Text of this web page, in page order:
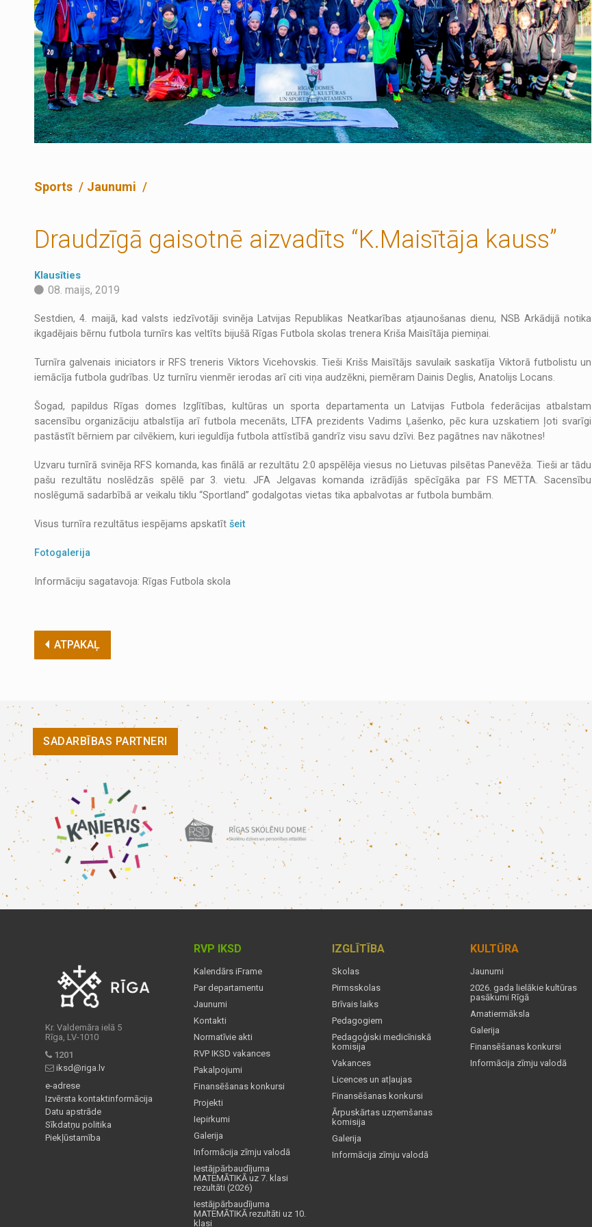
Sports Jaunumi
Draudzīgā gaisotnē aizvadīts “K.Maisītāja kauss”
Klausīties
08. maijs, 2019
Sestdien, 4. maijā, kad valsts iedzīvotāji svinēja Latvijas Republikas Neatkarības atjaunošanas dienu, NSB Arkādijā notika
ikgadējais bērnu futbola turnīrs kas veltīts bijušā Rīgas Futbola skolas trenera Kriša Maisītāja piemiņai.
Turnīra galvenais iniciators ir RFS treneris Viktors Vicehovskis. Tieši Krišs Maisītājs savulaik saskatīja Viktorā futbolistu un
iemācīja futbola gudrības. Uz turnīru vienmēr ierodas arī citi viņa audzēkni, piemēram Dainis Deglis, Anatolijs Locans.
Šogad, papildus Rīgas domes Izglītības, kultūras un sporta departamenta un Latvijas Futbola federācijas atbalstam
sacensību organizāciju atbalstīja arī futbola mecenāts, LTFA prezidents Vadims Ļašenko, pēc kura uzskatiem ļoti svarīgi
pastāstīt bērniem par cilvēkiem, kuri ieguldīja futbola attīstībā gandrīz visu savu dzīvi. Bez pagātnes nav nākotnes!
Uzvaru turnīrā svinēja RFS komanda, kas finālā ar rezultātu 2:0 apspēlēja viesus no Lietuvas pilsētas Panevēža. Tieši ar tādu
pašu rezultātu noslēdzās spēlē par 3. vietu. JFA Jelgavas komanda izrādījās spēcīgāka par FS METTA. Sacensību
noslēgumā sadarbībā ar veikalu tiklu “Sportland” godalgotas vietas tika apbalvotas ar futbola bumbām.
Visus turnīra rezultātus iespējams apskatīt šeit
Fotogalerija
Informāciju sagatavoja: Rīgas Futbola skola
ATPAKAĻ
SADARBĪBAS PARTNERI
Kr. Valdemāra ielā 5
Rīga, LV-1010
1201
iksd@riga.lv
e-adrese
Izvērsta kontaktinformācija
Datu apstrāde
Sīkdatņu politika
Piekļūstamība
RVP IKSD
Kalendārs iFrame
Par departamentu
Jaunumi
Kontakti
Normatīvie akti
RVP IKSD vakances
Pakalpojumi
Finansēšanas konkursi
Projekti
Iepirkumi
Galerija
Informācija zīmju valodā
Iestājpārbaudījuma
MATEMĀTIKĀ uz 7. klasi
rezultāti (2026)
Iestājpārbaudījuma
MATEMĀTIKĀ rezultāti uz 10.
klasi
IZGLĪTĪBA
Skolas
Pirmsskolas
Brīvais laiks
Pedagogiem
Pedagoģiski medicīniskā
komisija
Vakances
Licences un atļaujas
Finansēšanas konkursi
Ārpuskārtas uzņemšanas
komisija
Galerija
Informācija zīmju valodā
KULTŪRA
Jaunumi
2026. gada lielākie kultūras
pasākumi Rīgā
Amatiermāksla
Galerija
Finansēšanas konkursi
Informācija zīmju valodā